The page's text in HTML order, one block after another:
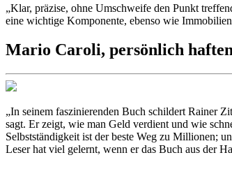
„Klar, präzise, ohne Umschweife den Punkt
eine wichtige Komponente, ebenso wie
Mario Caroli, persönlich
„In seinem faszinierenden Buch schildert Rainer
sagt. Er zeigt, wie man Geld verdient und wie
Selbstständigkeit ist der beste Weg zu Millionen;
Leser hat viel gelernt, wenn er das Buch aus der